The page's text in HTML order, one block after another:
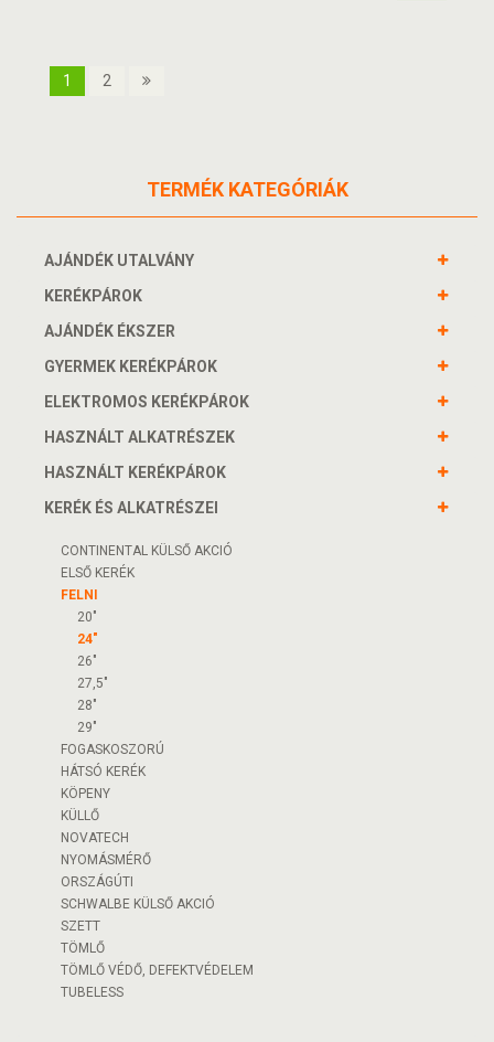
1 2
TERMÉK KATEGÓRIÁK
AJÁNDÉK UTALVÁNY
KERÉKPÁROK
AJÁNDÉK ÉKSZER
GYERMEK KERÉKPÁROK
ELEKTROMOS KERÉKPÁROK
HASZNÁLT ALKATRÉSZEK
HASZNÁLT KERÉKPÁROK
KERÉK ÉS ALKATRÉSZEI
CONTINENTAL KÜLSŐ AKCIÓ
ELSŐ KERÉK
FELNI
20"
24"
26"
27,5"
28"
29"
FOGASKOSZORÚ
HÁTSÓ KERÉK
KÖPENY
KÜLLŐ
NOVATECH
NYOMÁSMÉRŐ
ORSZÁGÚTI
SCHWALBE KÜLSŐ AKCIÓ
SZETT
TÖMLŐ
TÖMLŐ VÉDŐ, DEFEKTVÉDELEM
TUBELESS